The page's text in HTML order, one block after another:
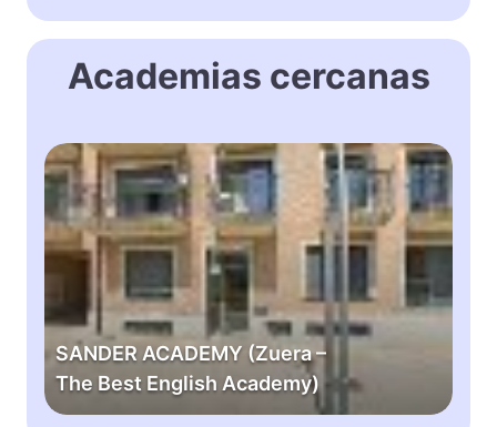
Academias cercanas
SANDER ACADEMY (Zuera –
The Best English Academy)
S
A
N
D
D